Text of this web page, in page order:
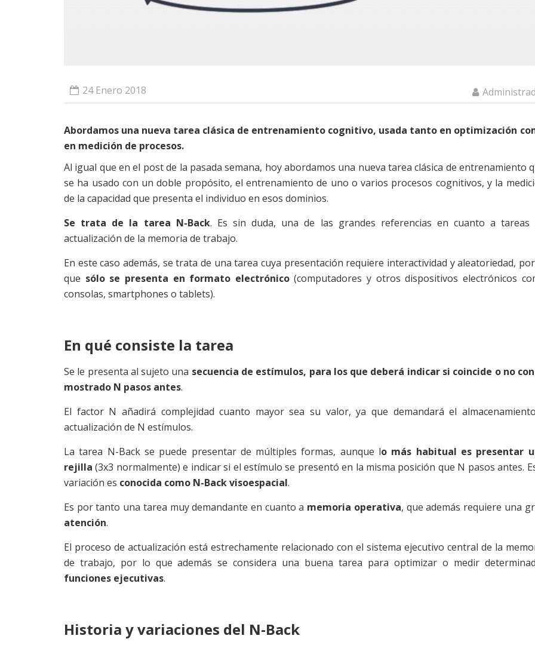
24 Enero 2018
Abordamos una nueva tarea clásica de entrenamiento cognitivo, usada tanto en optimización
en medición de procesos.
Al igual que en el post de la pasada semana, hoy abordamos una nueva tarea clásica de entrenamiento
se ha usado con un doble propósito, el entrenamiento de uno o varios procesos cognitivos, y la
de la capacidad que presenta el individuo en esos dominios.
Se trata de la tarea N-Back. Es sin duda, una de las grandes referencias en cuanto a tareas
actualización de la memoria de trabajo.
En este caso además, se trata de una tarea cuya presentación requiere interactividad y aleatoriedad,
que sólo se presenta en formato electrónico(computadores y otros dispositivos electrónicos
consolas, smartphones o tablets).
En qué consiste la tarea
Se le presenta al sujeto una secuencia de estímulos, para los que deberá indicar si coincide o no
mostrado N pasos antes.
El factor N añadirá complejidad cuanto mayor sea su valor, ya que demandará el
actualización de N estímulos.
La tarea N-Back se puede presentar de múltiples formas, aunque lo más habitual es presentar
rejilla (3x3 normalmente) e indicar si el estímulo se presentó en la misma posición que N pasos antes.
variación es conocida como N-Back visoespacial.
Es por tanto una tarea muy demandante en cuanto a memoria operativa, que además requiere una
atención.
El proceso de actualización está estrechamente relacionado con el sistema ejecutivo central de la
de trabajo, por lo que además se considera una buena tarea para optimizar o medir
funciones ejecutivas.
Historia y variaciones del N-Back